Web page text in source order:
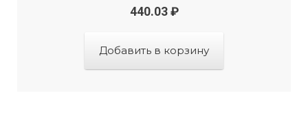
440.03 ₽
Добавить в корзину